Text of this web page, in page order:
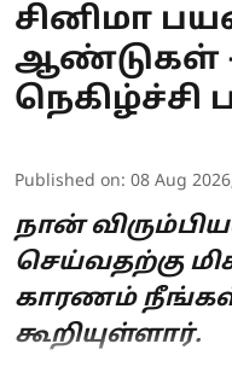
சினிமா
ஆண்டுகள் -
நெகிழ்ச்சி
Published on: 08 Aug
நான்
செய்வதற்கு
காரணம்
கூறியுள்ளார்.